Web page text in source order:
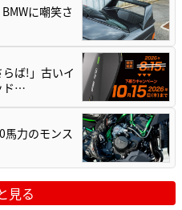
に嘲笑さ
らば!」古いイ
ド…
馬力のモンス
見る